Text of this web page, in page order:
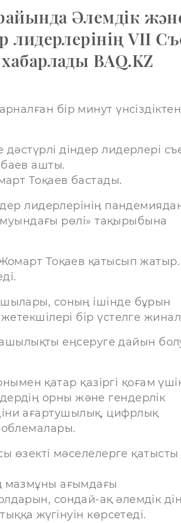
Әлемдік
лидерлерінің VII
BAQ.KZ
бір минут үнсіздіктен
діндер лидерлері
ашты.
Тоқаев бастады.
лидерлерінің
рөлі» тақырыбына
Тоқаев қатысып жатыр.
соның ішінде бұрын
бір үстелге
еңсеруге дайын
қатар қазіргі қоғам
орны және гендерлік
ағартушылық, цифрлық
өзекті мәселелерге қатысты
мазмұны ағымдағы
сондай-ақ әлемдік
жүгінуін көрсетеді.